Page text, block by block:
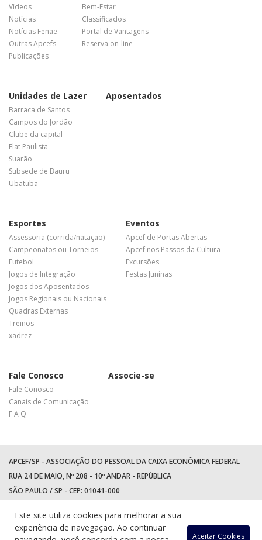
Vídeos
Notícias
Notícias Fenae
Outras Apcefs
Publicações
Bem-Estar
Classificados
Portal de Vantagens
Reserva on-line
Unidades de Lazer
Barraca de Santos
Campos do Jordão
Clube da capital
Flat Paulista
Suarão
Subsede de Bauru
Ubatuba
Aposentados
Esportes
Assessoria (corrida/natação)
Campeonatos ou Torneios
Futebol
Jogos de Integração
Jogos dos Aposentados
Jogos Regionais ou Nacionais
Quadras Externas
Treinos
xadrez
Eventos
Apcef de Portas Abertas
Apcef nos Passos da Cultura
Excursões
Festas Juninas
Fale Conosco
Fale Conosco
Canais de Comunicação
F A Q
Associe-se
APCEF/SP - ASSOCIAÇÃO DO PESSOAL DA CAIXA ECONÔMICA FEDERAL
RUA 24 DE MAIO, Nº 208 - 10º ANDAR - REPÚBLICA
SÃO PAULO / SP - CEP: 01041-000
WhatsApp: (11) 94597-5758
Este site utiliza cookies para melhorar a sua
experiência de navegação. Ao continuar
Aceitar Cookies